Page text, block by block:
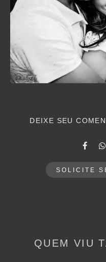
DEIXE SEU
SOLICITE
QUEM VIU